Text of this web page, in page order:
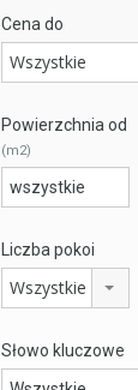
Cena do
Wszystkie
Powierzchnia od
(m2)
Liczba pokoi
Wszystkie
Słowo kluczowe